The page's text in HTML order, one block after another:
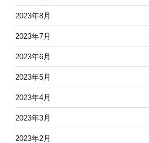
2023年8月
2023年7月
2023年6月
2023年5月
2023年4月
2023年3月
2023年2月